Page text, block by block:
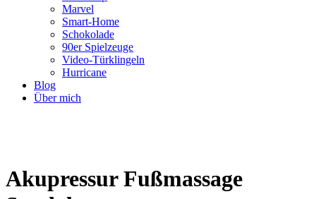
Marvel
Smart-Home
Schokolade
90er Spielzeuge
Video-Türklingeln
Hurricane
Blog
Über mich
Akupressur Fußmassage